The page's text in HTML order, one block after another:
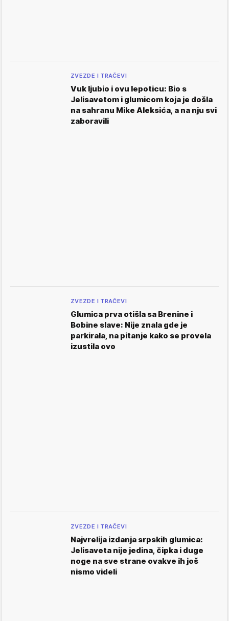
ZVEZDE I TRAČEVI
Vuk ljubio i ovu lepoticu: Bio s
Jelisavetom i glumicom koja je došla
na sahranu Mike Aleksića, a na nju svi
zaboravili
ZVEZDE I TRAČEVI
Glumica prva otišla sa Brenine i
Bobine slave: Nije znala gde je
parkirala, na pitanje kako se provela
izustila ovo
ZVEZDE I TRAČEVI
Najvrelija izdanja srpskih glumica:
Jelisaveta nije jedina, čipka i duge
noge na sve strane ovakve ih još
nismo videli